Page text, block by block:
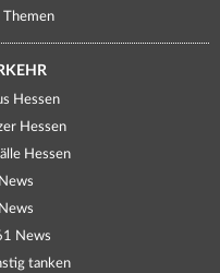
Themen
Hessen
Hessen
Hessen
News
tanken